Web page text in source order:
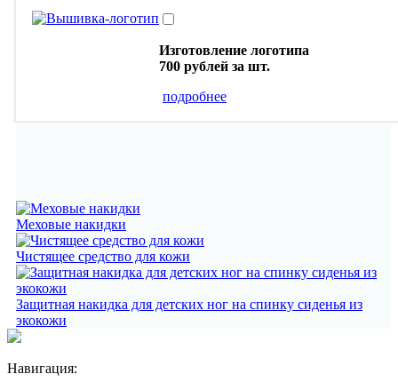
Изготовление логотипа
700 рублей за шт.
подробнее
Меховые накидки
Чистящее средство для кожи
Защитная накидка для детских ног на спинку сиденья из
экокожи
Навигация: